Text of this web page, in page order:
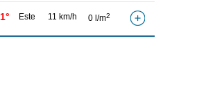
Este 11 km/h 0 l/m2